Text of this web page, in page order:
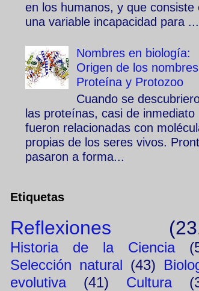
en los humanos, y que consiste
una variable incapacidad para ...
Nombres en biología:
Origen de los nombres
Proteína y Protozoo
Cuando se
las proteínas, casi de inmediato
fueron relacionadas con
propias de los seres vivos.
pasaron a forma...
Etiquetas
Reflexiones
Historia de la Ciencia
Selección natural (43)
evolutiva
(41) Cultura